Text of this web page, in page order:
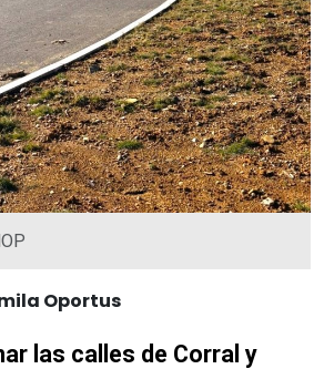
Oportus
las calles de Corral y